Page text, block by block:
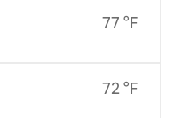
77 °F
72 °F